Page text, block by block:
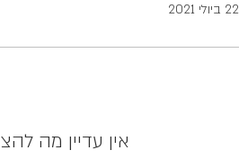
אין עדיין מה